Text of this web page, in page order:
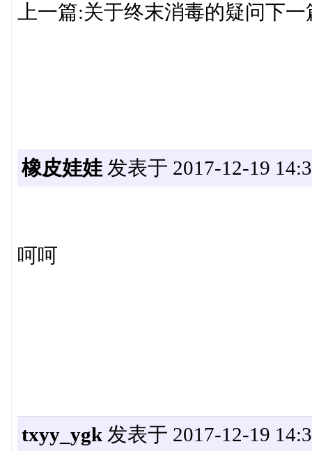
上一篇:关于终末消毒的疑问下
橡皮娃娃发表于 2017-12-19
呵
txyy_ygk发表于 2017-12-19